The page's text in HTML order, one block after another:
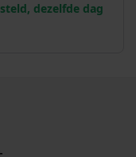
dezelfde dag